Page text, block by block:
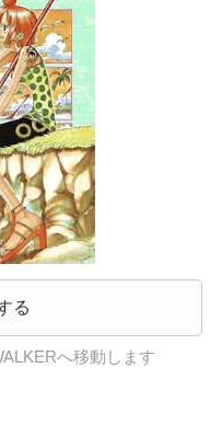
る
へ移動します